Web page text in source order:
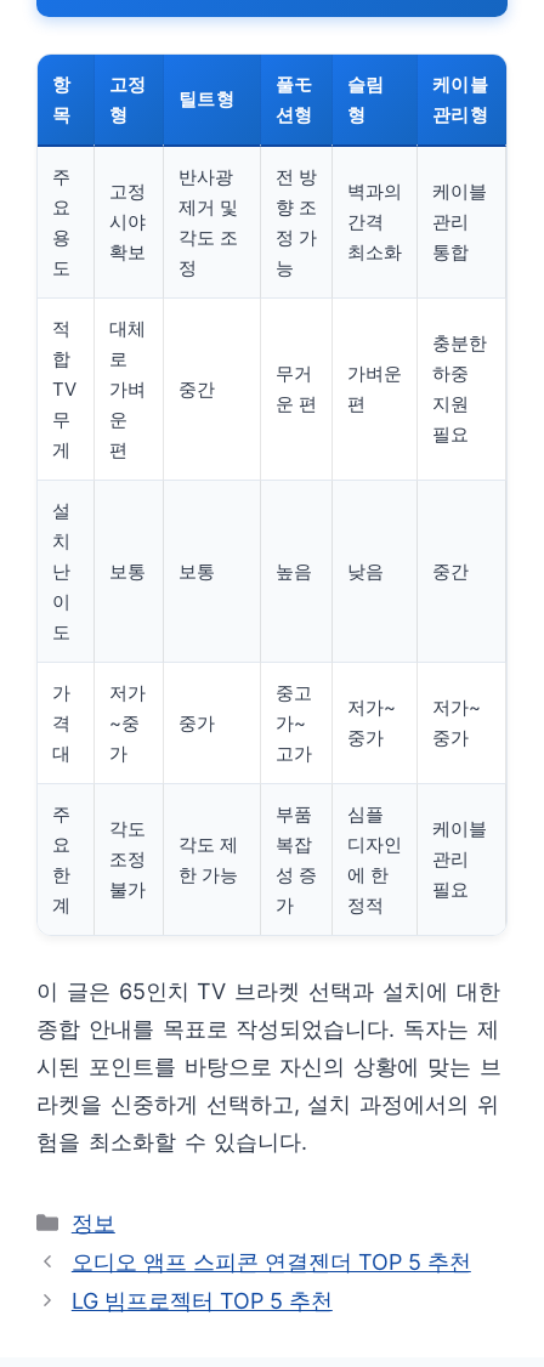
항
목
고정
형
틸트형
풀モ
션형
슬림
형
케이블
관리형
주
요
용
도
고정
시야
확보
반사광
제거 및
각도 조
정
전 방
향 조
정 가
능
벽과의
간격
최소화
케이블
관리
통합
적
합
TV
무
게
대체
로
가벼
운
편
중간
무거
운 편
가벼운
편
충분한
하중
지원
필요
설
치
난
이
도
보통 보통 높음 낮음 중간
가
격
대
저가
~중
가
중가
중고
가~
고가
저가~
중가
저가~
중가
주
요
한
계
각도
조정
불가
각도 제
한 가능
부품
복잡
성 증
가
심플
디자인
에 한
정적
케이블
관리
필요
이 글은 65인치 TV 브라켓 선택과 설치에 대한
종합 안내를 목표로 작성되었습니다. 독자는 제
시된 포인트를 바탕으로 자신의 상황에 맞는 브
라켓을 신중하게 선택하고, 설치 과정에서의 위
험을 최소화할 수 있습니다.
카
테
리
정보
오디오 앰프 스피콘 연결젠더 TOP 5 추천
LG 빔프로젝터 TOP 5 추천